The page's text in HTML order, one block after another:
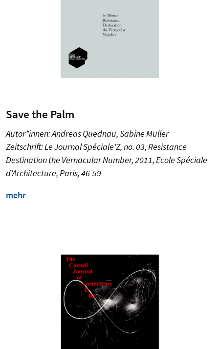
Save the Palm
Autor*innen: Andreas Quednau, Sabine Müller
Zeitschrift: Le Journal Spéciale'Z, no. 03, Resistance
Destination the Vernacular Number, 2011, Ecole Spéciale
d’Architecture, Paris, 46-59
mehr